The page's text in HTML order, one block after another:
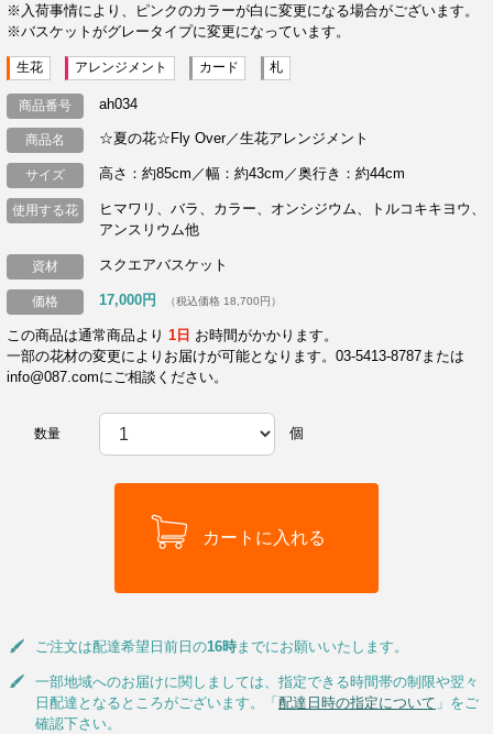
※入荷事情により、ピンクのカラーが白に変更になる場合がございます。
※バスケットがグレータイプに変更になっています。
生花 アレンジメント カード 札
商品番号 ah034
商品名 ☆夏の花☆Fly Over／生花アレンジメント
サイズ 高さ：約85cm／幅：約43cm／奥行き：約44cm
使用する花
ヒマワリ、バラ、カラー、オンシジウム、トルコキキヨウ、
アンスリウム他
資材 スクエアバスケット
価格 17,000円 （税込価格 18,700円）
この商品は通常商品より1日 お時間がかかります。
一部の花材の変更によりお届けが可能となります。03-5413-8787または
info@087.comにご相談ください。
数量 個
ご注文は配達希望日前日の16時までにお願いいたします。
一部地域へのお届けに関しましては、指定できる時間帯の制限や翌々
日配達となるところがございます。「配達日時の指定について 」をご
確認下さい。